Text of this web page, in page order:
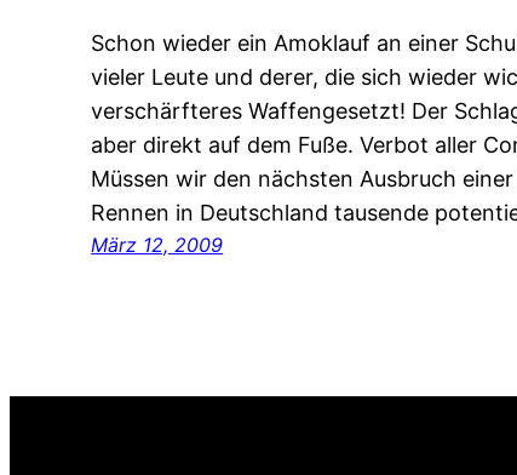
Schon wieder ein Amoklauf an einer
vieler Leute und derer, die sich wieder
verschärfteres Waffengesetzt! Der
aber direkt auf dem Fuße. Verbot aller
Müssen wir den nächsten Ausbruch
Rennen in Deutschland tausende
März 12, 2009